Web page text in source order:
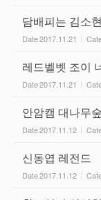
담배피는 김소현
Date2017.11.21
레드벨벳 조이
Date2017.11.21
안암캠 대나무
Date2017.11.12
신동엽 레전드
Date2017.11.12